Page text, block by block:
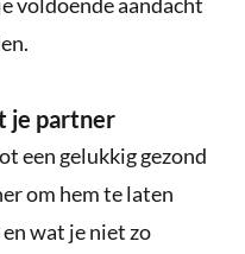
je partner
een gelukkig gezond
om hem te laten
wat je niet zo